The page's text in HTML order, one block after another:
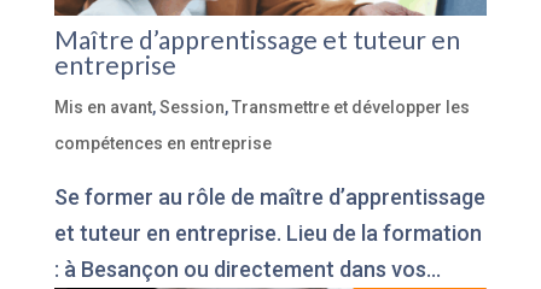
Maître d’apprentissage et tuteur en
entreprise
Mis en avant,Session,Transmettre et développer les
compétences en entreprise
Se former au rôle de maître d’apprentissage
et tuteur en entreprise. Lieu de la formation
: à Besançon ou directement dans vos...